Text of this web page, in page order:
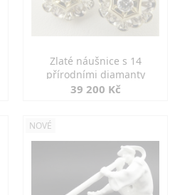
Zlaté náušnice s 14
přírodními diamanty
39 200 Kč
NOVÉ